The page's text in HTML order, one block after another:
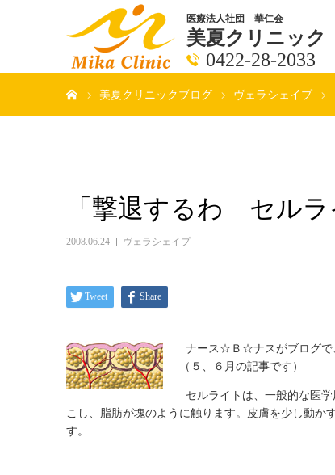
医療法人社団 華仁会
美夏クリニック
0422-28-2033
美夏クリニックブログ ヴェラシェイプ
「撃退するわ セル
2008.06.24 ヴェラシェイプ
Tweet Share
ナース☆Ｂ☆ナスがブログで
（５、６月の記事です）
セルライトは、一般的な医
こし、脂肪が塊のように触ります。皮膚を少し動か
す。